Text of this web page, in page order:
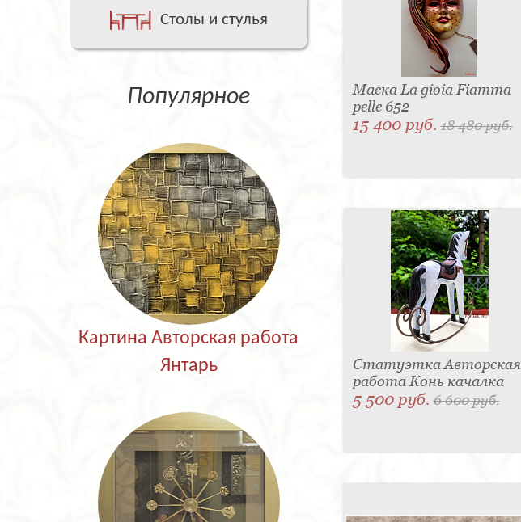
Столы и стулья
Популярное
Картина Авторская работа
Янтарь
Маска La gioia Fiamma
pelle 652
15 400 руб.18 480 руб.
Статуэтка Авторская
работа Конь качалка
5 500 руб.6 600 руб.